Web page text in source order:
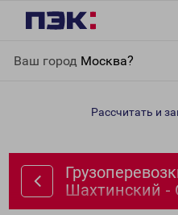
Ваш город Москва?
Омская область
Рассчитать и
Шахтинский -